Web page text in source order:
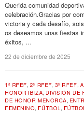
Querida comunidad
celebración.Gracias por
victoria y cada desafío,
os deseamos unas fiestas
éxitos, ...
22 de diciembre de 2025
1ª RFEF, 2ª RFEF, 3ª RFEF,
HONOR IBIZA, DIVISIÓN DE
DE HONOR MENORCA,
FEMENINO, FÚTBOL ,